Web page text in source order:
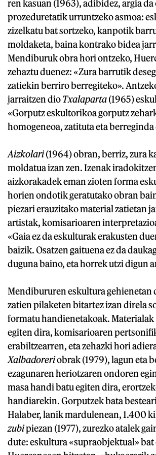
ren kasuan (1963), adibidez, argia
prozeduretatik urruntzeko asmoa:
zizelkatu bat sortzeko, kanpotik
moldaketa, baina kontrako bidea
Mendiburuk obra hori ontzeko,
zehaztu duenez: «Zura barrutik
zatiekin berriro berregiteko».
jarraitzen dioTxalaparta(1965)
«Gorputz eskultorikoa gorputz
homogeneoa, zatituta eta berreginda
Aizkolari(1964) obran, berriz, zura
moldatua izan zen. Izenak
aizkorakadek eman zioten forma
horien ondotik geratutako obran
piezari erauzitako material zatietan
artistak, komisarioaren
«Gaia ez da eskulturak erakusten
baizik. Osatzen gaituena ez da
duguna baino, eta horrek utzi digun
Mendibururen eskultura gehienetan
zatien pilaketen bitartez izan direla
formatu handienetakoak. Materialak
egiten dira, komisarioaren
erabiltzearren, eta zehazki hori
Xalbadoreriobrak (1979), lagun eta
ezagunaren heriotzaren ondoren
masa handi batu egiten dira,
handiarekin. Gorputzek bata
Halaber, lanik mardulenean, 1.400
zubipiezan (1977), zurezko atalek
dute: eskultura «supraobjektual» bat